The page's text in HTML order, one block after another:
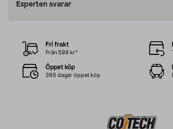
Experten svarar
Fri frakt
Från 599 kr*
Öppet köp
365 dagar öppet köp